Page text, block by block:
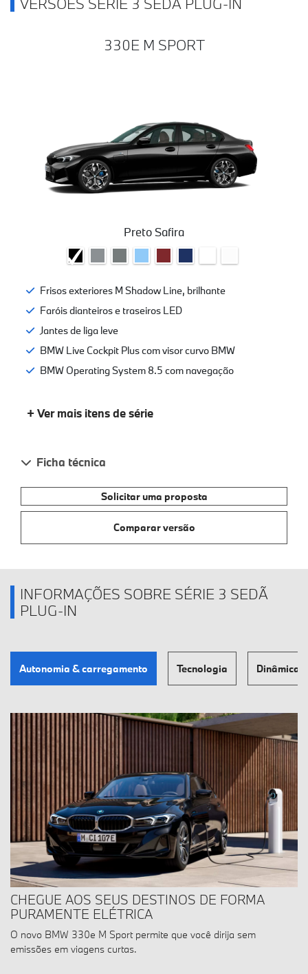
330E M SPORT
Preto Safira
Frisos exteriores M Shadow Line, brilhante
Faróis dianteiros e traseiros LED
Jantes de liga leve
BMW Live Cockpit Plus com visor curvo BMW
BMW Operating System 8.5 com navegação
+ Ver mais itens de série
Ficha técnica
Solicitar uma proposta
Comparar versão
INFORMAÇÕES SOBRE SÉRIE 3 SEDÃ
PLUG-IN
Autonomia & carregamento Tecnologia Dinâmica
CHEGUE AOS SEUS DESTINOS DE FORMA
PURAMENTE ELÉTRICA
O novo BMW 330e M Sport permite que você dirija sem
emissões em viagens curtas.